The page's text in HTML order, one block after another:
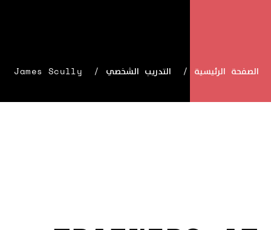
الصفحة الرئيسية التدريب الشخصي James Scully